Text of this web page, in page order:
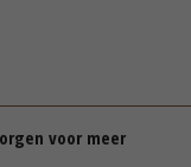
voor meer